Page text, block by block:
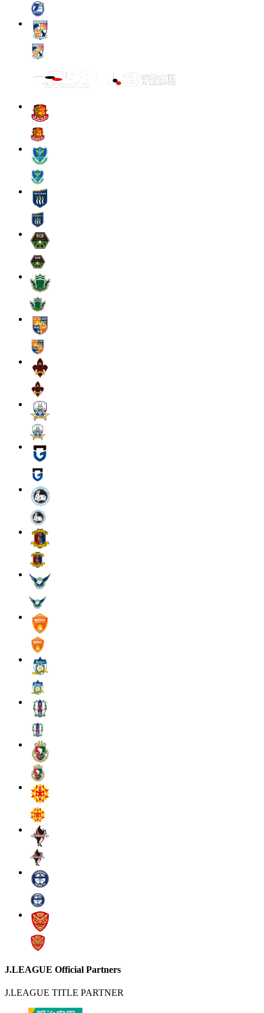
J.LEAGUE Official Partners
J.LEAGUE TITLE PARTNER